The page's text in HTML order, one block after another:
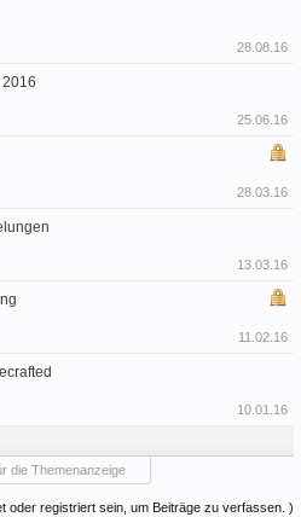
28.08.16
25.06.16
28.03.16
13.03.16
11.02.16
10.01.16
die Themenanzeige
oder registriert sein, um Beiträge zu verfassen. )